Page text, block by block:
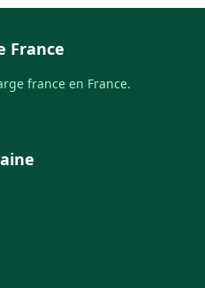
France
france en France.